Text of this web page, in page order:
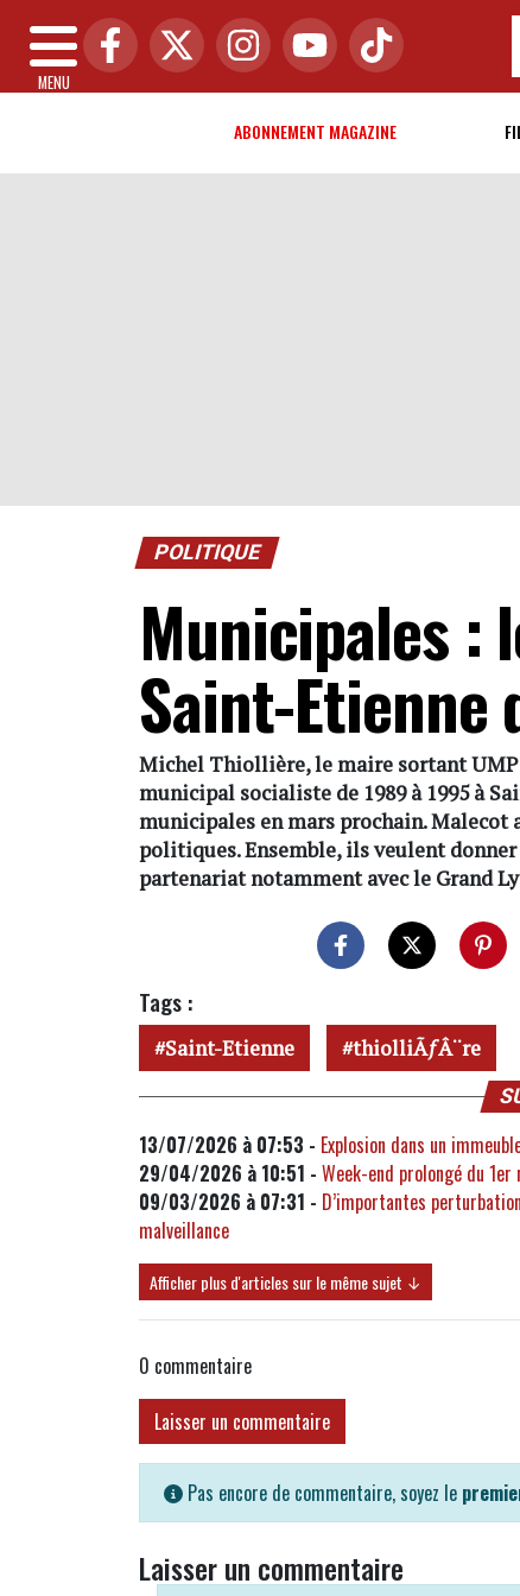
MENU
ABONNEMENT MAGAZINE
POLITIQUE
Municipales :
Saint-Etienne
Michel Thiollière, le maire sortant UMP
municipal socialiste de 1989 à 1995 à
municipales en mars prochain.
politiques. Ensemble, ils veulent
partenariat notamment avec le Grand
Tags :
Saint-Etienne thiolliÃƒÂ¨re
13/07/2026 à 07:53 - Explosion dans un
29/04/2026 à 10:51 - Week-end prolongé du
09/03/2026 à 07:31 - D’importantes
malveillance
Afficher plus d'articles sur le même sujet ↓
0 commentaire
Laisser un commentaire
Pas encore de commentaire, soyez le
Laisser un commentaire